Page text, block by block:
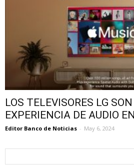
LOS TELEVISORES LG
EXPERIENCIA DE AUDIO
Editor Banco de Noticias - May 6, 2024